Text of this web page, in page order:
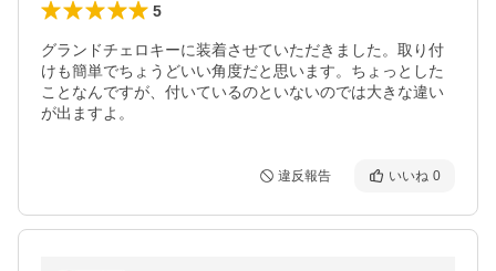
5
グランドチェロキーに装着させていただきました。取り付
けも簡単でちょうどいい角度だと思います。ちょっとした
ことなんですが、付いているのといないのでは大きな違い
が出ますよ。
違反報告 いいね 0